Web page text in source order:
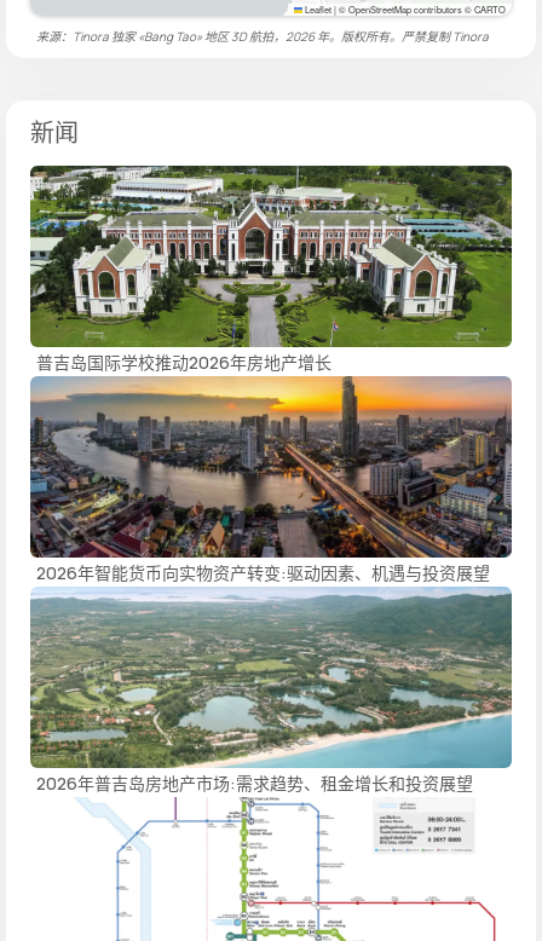
Leaflet|© OpenStreetMap contributors © CARTO
来源：Tinora 独家 «Bang Tao» 地区 3D 航拍，2026 年。版权所有。严禁复制Tinora
新闻
普吉岛国际学校推动2026年房地产增长
2026年智能货币向实物资产转变:驱动因素、机遇与投资展望
2026年普吉岛房地产市场:需求趋势、租金增长和投资展望